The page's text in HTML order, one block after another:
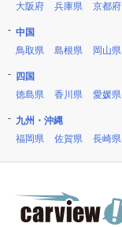
大阪府
兵庫県 京都府
中国
鳥取県
島根県 岡山県
四国
徳島県
香川県 愛媛県
九州・沖縄
福岡県
佐賀県 長崎県